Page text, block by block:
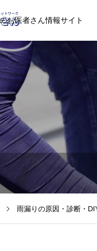
お医者さん情報サイト
雨漏りの原因・診断・